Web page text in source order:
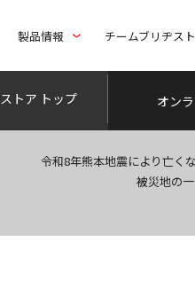
製品情報 チームブリヂス
ストア トップ オン
令和8年熊本地震により亡く
被災地の